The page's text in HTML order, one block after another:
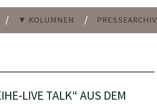
▼ KOLUMNEN PRESSEARCHIV
LIVE TALK“ AUS DEM